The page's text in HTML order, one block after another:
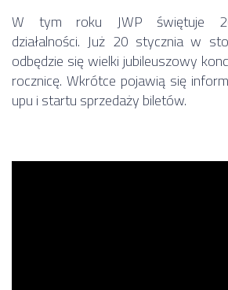
W tym roku JWP świętuje
działalności. Już 20 stycznia w
odbędzie się wielki jubileuszowy
rocznicę. Wkrótce pojawią się
upu i startu sprzedaży biletów.